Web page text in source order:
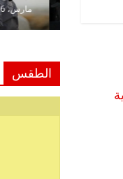
22 فبراير، 2026
الطقس